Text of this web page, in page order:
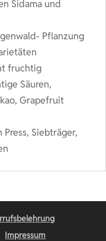
Sidama und
Pflanzung
fruchtig
Säuren,
Grapefruit
Siebträger,
Impressum